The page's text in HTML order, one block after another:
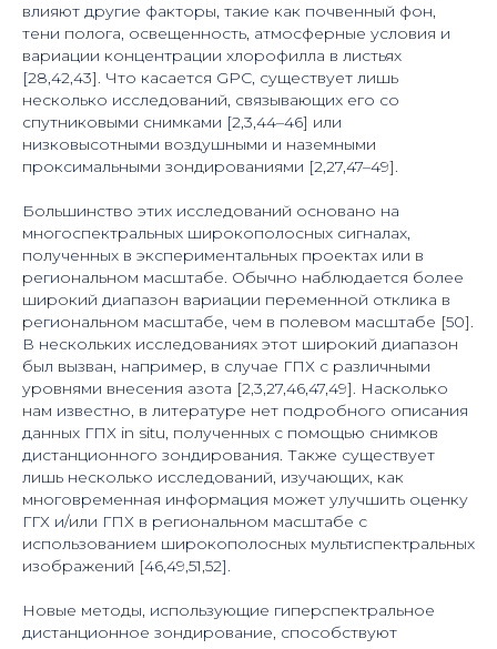
влияют другие факторы, такие как почвенный фон,
тени полога, освещенность, атмосферные условия и
вариации концентрации хлорофилла в листьях
[28,42,43]. Что касается GPC, существует лишь
несколько исследований, связывающих его со
спутниковыми снимками [2,3,44–46] или
низковысотными воздушными и наземными
проксимальными зондированиями [2,27,47–49].
Большинство этих исследований основано на
многоспектральных широкополосных сигналах,
полученных в экспериментальных проектах или в
региональном масштабе. Обычно наблюдается более
широкий диапазон вариации переменной отклика в
региональном масштабе, чем в полевом масштабе [50].
В нескольких исследованиях этот широкий диапазон
был вызван, например, в случае ГПХ с различными
уровнями внесения азота [2,3,27,46,47,49]. Насколько
нам известно, в литературе нет подробного описания
данных ГПХ in situ, полученных с помощью снимков
дистанционного зондирования. Также существует
лишь несколько исследований, изучающих, как
многовременная информация может улучшить оценку
ГГХ и/или ГПХ в региональном масштабе с
использованием широкополосных мультиспектральных
изображений [46,49,51,52].
Новые методы, использующие гиперспектральное
дистанционное зондирование, способствуют